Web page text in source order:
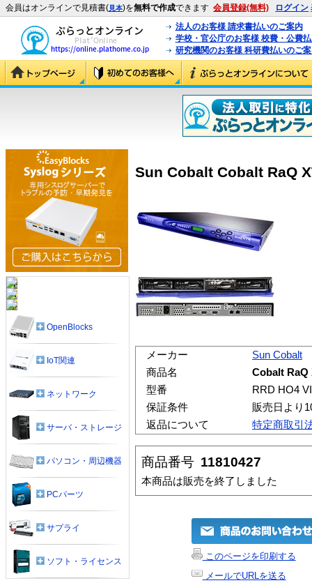
会員はオンラインで見積書(見本)を無料で作成できます 会員登録(無料) ログイン
法人のお客様 請求書払いのご案内
学校・官公庁のお客様 校費・公費
研究機関のお客様 科研費払いのご
Sun Cobalt Cobalt RaQ
メーカー
Sun Cobalt
商品名
Cobalt RaQ
型番
RRD HO4
保証条件
販売日より
返品について
特定商取引
商品番号 11810427
本商品は販売を終了しました
このページを印刷する
メールでURLを送る
OpenBlocks
IoT関連
ネットワーク
サーバ・ストレージ
パソコン・周辺機器
PCパーツ
サプライ
ソフト・ライセンス